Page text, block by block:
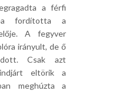
a férfi
fordította a
A fegyver
irányult, de ő
Csak azt
eltörik a
meghúzta a